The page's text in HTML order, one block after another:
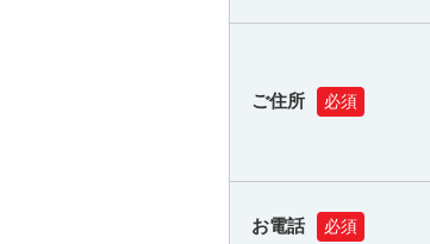
ご住所 必須
お電話 必須